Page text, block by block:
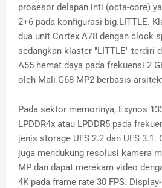
prosesor delapan inti (octa-core)
2+6 pada konfigurasi big.LITTLE.
dua unit Cortex A78 dengan clock
sedangkan klaster "LITTLE" terdiri
A55 hemat daya pada frekuensi 2
oleh Mali G68 MP2 berbasis
Pada sektor memorinya, Exynos
LPDDR4x atau LPDDR5 pada
jenis storage UFS 2.2 dan UFS 3.1.
juga mendukung resolusi kamera
MP dan dapat merekam video
4K pada frame rate 30 FPS.